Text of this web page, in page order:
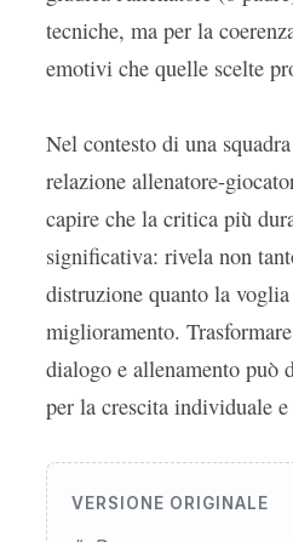
tecniche, ma per la
emotivi che quelle scelte
Nel contesto di una
relazione allenatore-
capire che la critica più
significativa: rivela non
distruzione quanto la
miglioramento.
dialogo e allenamento può
per la crescita individuale
VERSIONE ORIGINALE